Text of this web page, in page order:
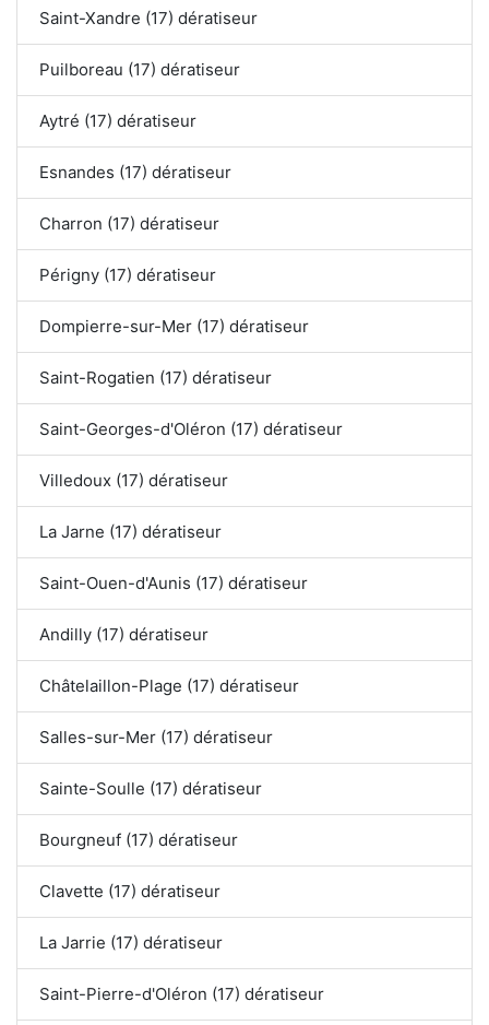
Saint-Xandre (17) dératiseur
Puilboreau (17) dératiseur
Aytré (17) dératiseur
Esnandes (17) dératiseur
Charron (17) dératiseur
Périgny (17) dératiseur
Dompierre-sur-Mer (17) dératiseur
Saint-Rogatien (17) dératiseur
Saint-Georges-d'Oléron (17) dératiseur
Villedoux (17) dératiseur
La Jarne (17) dératiseur
Saint-Ouen-d'Aunis (17) dératiseur
Andilly (17) dératiseur
Châtelaillon-Plage (17) dératiseur
Salles-sur-Mer (17) dératiseur
Sainte-Soulle (17) dératiseur
Bourgneuf (17) dératiseur
Clavette (17) dératiseur
La Jarrie (17) dératiseur
Saint-Pierre-d'Oléron (17) dératiseur